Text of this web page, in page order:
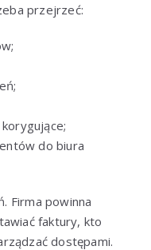
przejrzeć:
do biura
Firma powinna
faktury, kto
dostępami.